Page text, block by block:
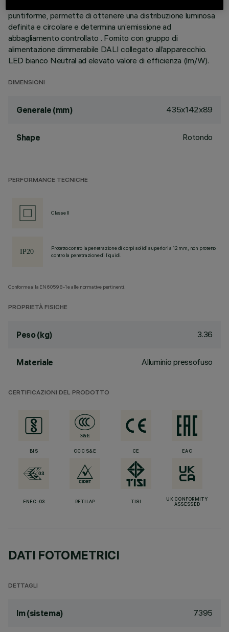
puntiforme, permette di ottenere una distribuzione luminosa
definita e circolare e determina un’emissione ad
abbagliamento controllato . Fornito con gruppo di
alimentazione dimmerabile DALI collegato all’apparecchio.
LED bianco Neutral ad elevato valore di efficienza (lm/W).
DIMENSIONI
Generale (mm) 435x142x89
Shape Rotondo
PERFORMANCE TECNICHE
Classe II
Protetto contro la penetrazione di corpi solidi superiori a 12 mm, non protetto
contro la penetrazione di liquidi.
Conforme alla EN60598-1 e alle normative pertinenti.
PROPRIETÀ FISICHE
Peso (kg) 3.36
Materiale Alluminio pressofuso
CERTIFICAZIONI DEL PRODOTTO
BIS CCC S&E CE EAC
ENEC-03 RETILAP TISI
UK CONFORMITY
ASSESSED
DATI FOTOMETRICI
DETTAGLI
lm (sistema) 7395